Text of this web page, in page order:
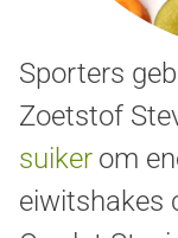
Sporters
Zoetstof
suiker om
eiwitshakes